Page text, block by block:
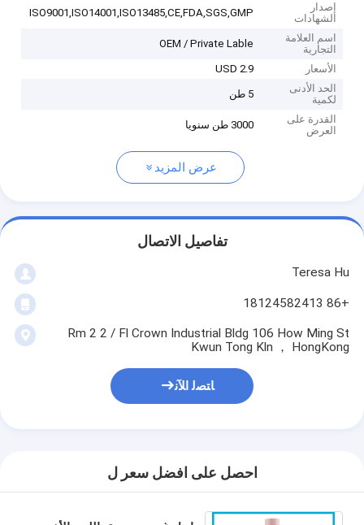
إصدار
الشهادات
ISO9001,ISO14001,ISO13485,CE,FDA,SGS,GMP
اسم العلامة
التجارية
OEM / Private Lable
الأسعار
USD 2.9
الحد الأدنى
لكمية
5 طن
القدرة على
العرض
3000 طن سنويا
عرض المزيد
تفاصيل الاتصال
Teresa Hu
+86 18124582413
Rm 2 2 / Fl Crown Industrial Bldg 106 How Ming St
Kwun Tong Kln ， HongKong
ﺎﺘﺼﻟ ﺍﻶﻧ
احصل على افضل سعر ل